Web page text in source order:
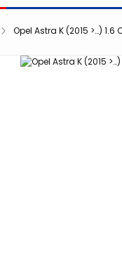
Opel Astra K (2015 >…)